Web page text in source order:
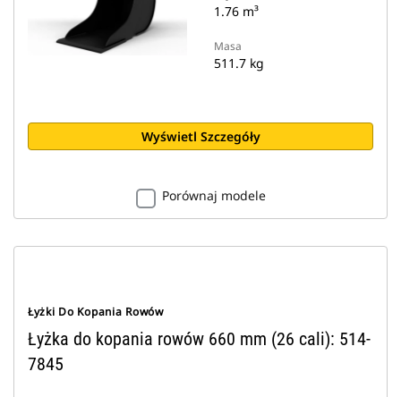
1.76 m³
Masa
511.7 kg
Wyświetl Szczegóły
Porównaj modele
Łyżki Do Kopania Rowów
Łyżka do kopania rowów 660 mm (26 cali): 514-
7845